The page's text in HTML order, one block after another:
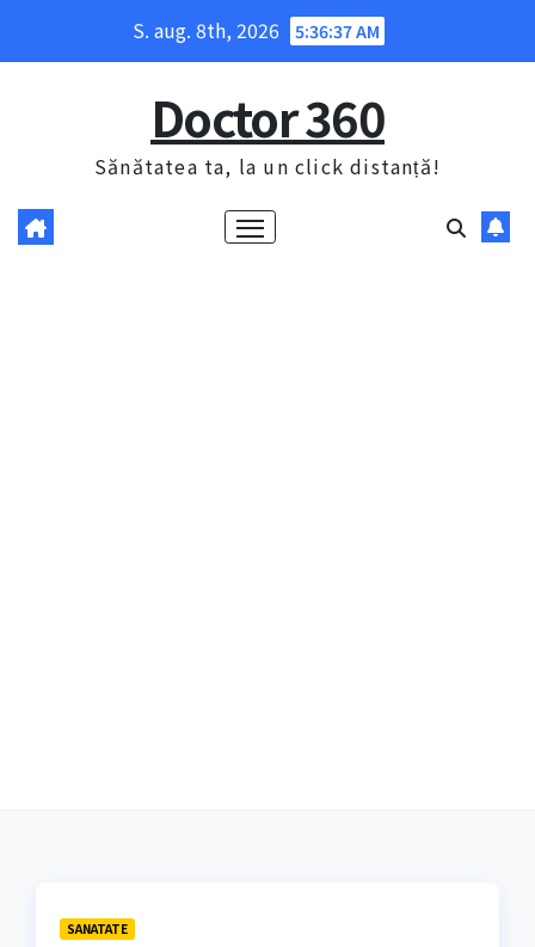
S. aug. 8th, 2026 5:36:38 AM
Doctor 360
Sănătatea ta, la un click distanță!
SANATATE